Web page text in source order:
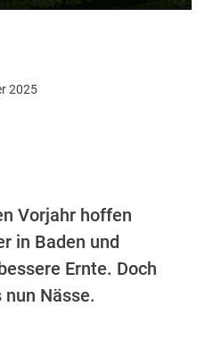
2025
Vorjahr hoffen
in Baden und
Ernte. Doch
Nässe.